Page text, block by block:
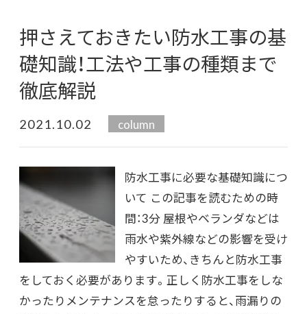
押さえておきたい防水工事の基
礎知識！工法や工事の種類まで
徹底解説
2021.10.02 column
防水工事に必要な基礎知識につ
いて この記事を読むための時
間：3分 屋根やベランダなどは
雨水や紫外線などの影響を受け
やすいため、きちんと防水工事
をしておく必要があります。正しく防水工事をしな
かったりメンテナンスを怠ったりすると、雨漏りの